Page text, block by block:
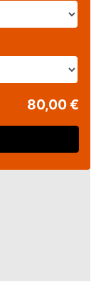
80,00 €